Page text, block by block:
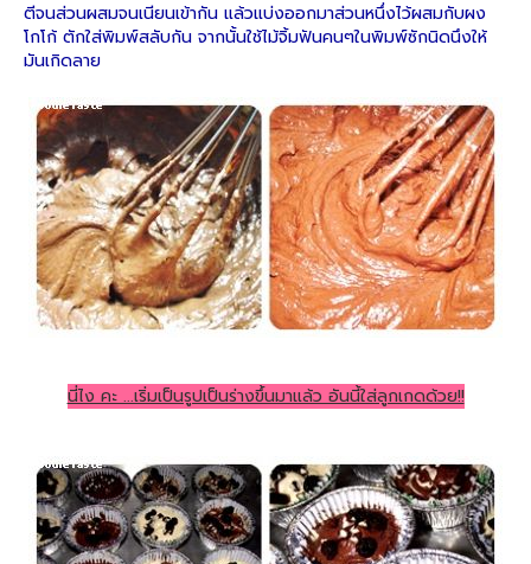
ตีจนส่วนผสมจนเนียนเข้ากัน แล้วแบ่งออกมาส่วนหนึ่งไว้ผสมกับผง
โกโก้ ตักใส่พิมพ์สลับกัน จากนั้นใช้ไม้จิ้มฟันคนๆในพิมพ์ซักนิดนึงให้
มันเกิดลาย
นี่ไง คะ ...เริ่มเป็นรูปเป็นร่างขึ้นมาแล้ว อันนี้ใส่ลูกเกดด้วย!!